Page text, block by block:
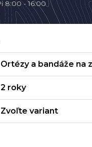
Ortézy a bandáže na
2 roky
Zvoľte variant